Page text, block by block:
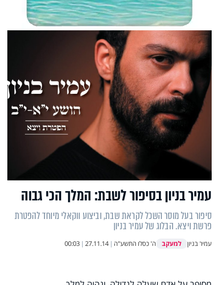
עמיר בניון בסיפור לשבת: המלך הכי גבוה
סיפור בעל מוסר השכל לקראת שבת, וביצוע ווקאלי מיוחד להפטרת
פרשת ויצא. הבלוג של עמיר בניון
עמיר בניון למעקב ה' כסלו התשע"ה |
27.11.14
|
00:03